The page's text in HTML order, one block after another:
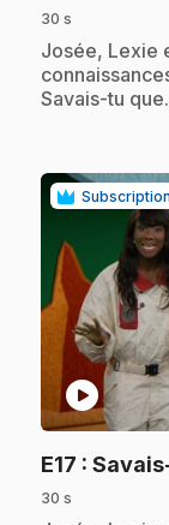
30 s
.Josée, Lexie
Savais-tu
Subscription
play_circle
E17 :
30 s